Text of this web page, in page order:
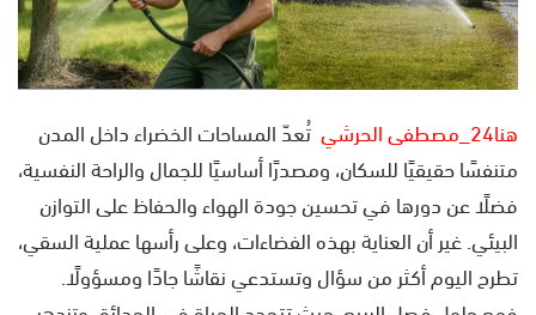
ي
د
ا
ل
ك
ت
و
هنا24_مصطفى الحرشي
تُعدّ المساحات الخضراء داخل المدن
متنفسًا حقيقيًا للسكان، ومصدرًا أساسيًا للجمال والراحة النفسية،
فضلًا عن دورها في تحسين جودة الهواء والحفاظ على التوازن
البيئي. غير أن العناية بهذه الفضاءات، وعلى رأسها عملية السقي،
تطرح اليوم أكثر من سؤال وتستدعي نقاشًا جادًا ومسؤولًا.